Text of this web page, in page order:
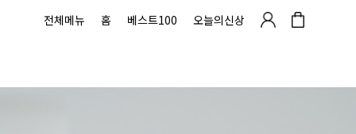
전체메뉴 홈 베스트100 오늘의신상